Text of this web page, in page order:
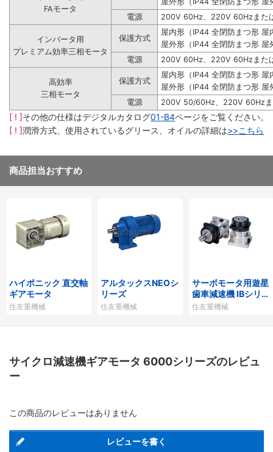
FAモータ
電源
200V 60Hz、220V 60Hzまた
インバータ用
プレミアム効率三相モータ
保護方式
屋内形（IP44 全閉防まつ形 屋
屋外形（IP44 全閉防まつ形 屋
電源
200V 60Hz、220V 60Hzまた
高効率
三相モータ
保護方式
屋内形（IP44 全閉防まつ形 屋
屋外形（IP44 全閉防まつ形 屋
電源
200V 50/60Hz、220V 60Hz
[ ! ]その他の仕様はデジタルカタログ01-B4ページをご覧ください。
[ ! ]潤滑方式、使用されているグリース、オイルの詳細は>>こちら
商品担当おすすめ
ハイポニック 直交軸
ギアモータ
住友重機械
アルタックスNEOシ
リーズ
住友重機械
サーボモータ用遊星
歯車減速機 IBシリー
ズP1タイプ
住友重機械
サイクロ減速機ギアモータ 6000シリーズのレビュ
ー
この商品のレビューはありません
レビューを書く